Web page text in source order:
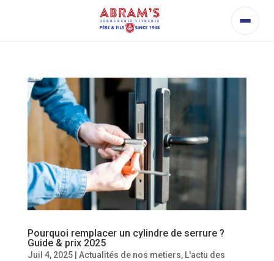
Pourquoi remplacer un cylindre de serrure ?
Guide & prix 2025
Juil 4, 2025| Actualités de nos metiers, L'actu des